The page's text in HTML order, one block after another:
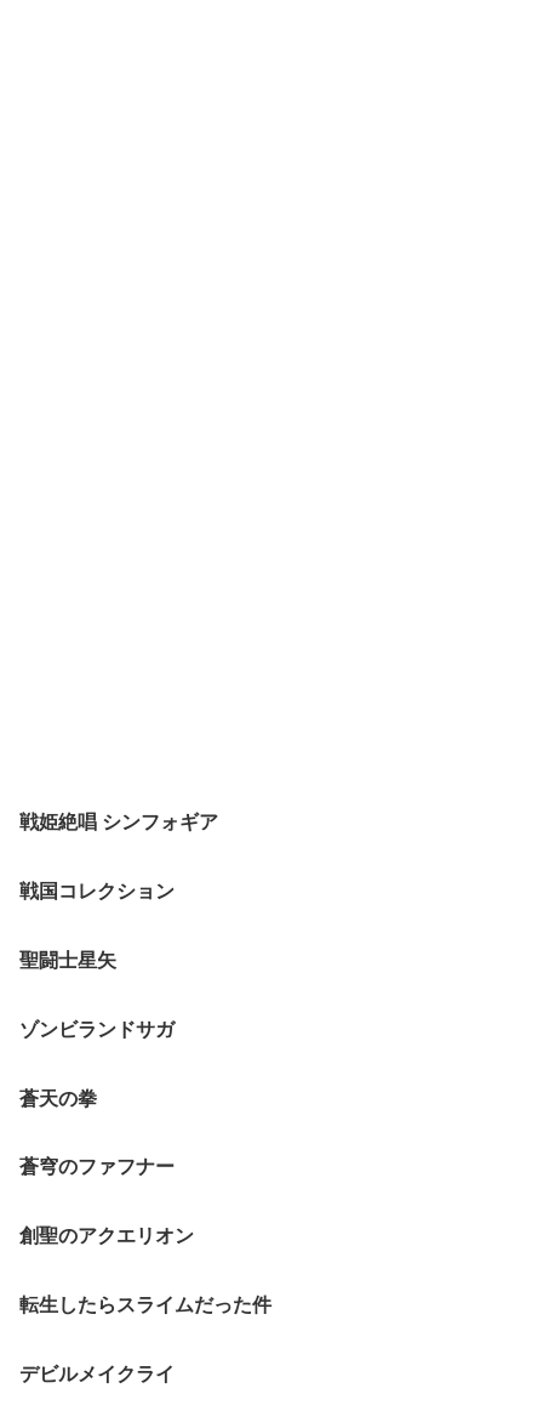
戦姫絶唱 シンフォギア
戦国コレクション
聖闘士星矢
ゾンビランドサガ
蒼天の拳
蒼穹のファフナー
創聖のアクエリオン
転生したらスライムだった件
デビルメイクライ